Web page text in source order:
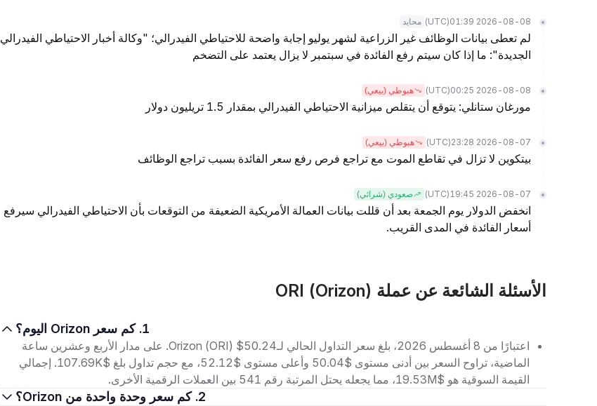
2026-08-08 01:39
(UTC) محايد
لم تعطى بيانات الوظائف غير الزراعية لشهر يوليو إجابة واضحة للاحتياطي الفيدرالي؛ "وكالة أخبار الاحتياطي الفيدرالي
الجديدة": ما إذا كان سيتم رفع الفائدة في سبتمبر لا يزال يعتمد على التضخم
2026-08-08 00:25
(UTC) هبوطي (بيعي)
مورغان ستانلي: يتوقع أن يتقلص ميزانية الاحتياطي الفيدرالي بمقدار 1.5 تريليون دولار
2026-08-07 23:28
(UTC) هبوطي (بيعي)
بيتكوين لا تزال في تقاطع الموت مع تراجع فرص رفع سعر الفائدة بسبب تراجع الوظائف
2026-08-07 19:45
(UTC) صعودي (شرائي)
انخفض الدولار يوم الجمعة بعد أن قللت بيانات العمالة الأمريكية الضعيفة من التوقعات بأن الاحتياطي الفيدرالي سيرفع
أسعار الفائدة في المدى القريب.
الأسئلة الشائعة عن عملة ORI (Orizon)
1. كم سعر Orizon اليوم؟
اعتبارًا من 8 أغسطس 2026، بلغ سعر التداول الحالي لـOrizon (ORI) $50.24. على مدار الأربع وعشرين ساعة
الماضية، تراوح السعر بين أدنى مستوى $50.04 وأعلى مستوى $52.12، مع حجم تداول بلغ $107.69K. إجمالي
القيمة السوقية هو $19.53M، مما يجعله يحتل المرتبة رقم 541 بين العملات الرقمية الأخرى.
2. كم سعر وحدة واحدة من Orizon؟